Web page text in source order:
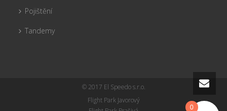
Pojištění
Tandemy
© 2017 El Speedo s.r.o.
Flight Park Javorový
0